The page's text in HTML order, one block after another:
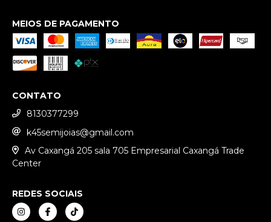
MEIOS DE PAGAMENTO
CONTATO
8130377299
k45semijoias@gmail.com
Av Caxangá 205 sala 705 Empresarial Caxangá Trade
Center
REDES SOCIAIS